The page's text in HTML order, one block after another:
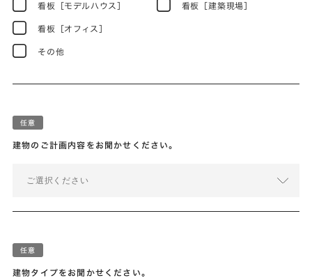
看板［モデルハウス］ 看板［建築現場］
看板［オフィス］
その他
建物のご計画内容をお聞かせください。
ご選択ください
建物タイプをお聞かせください。